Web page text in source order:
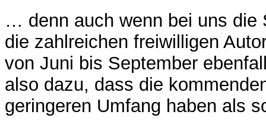
… denn auch wenn bei uns die
die zahlreichen freiwilligen
von Juni bis September
also dazu, dass die
geringeren Umfang haben als